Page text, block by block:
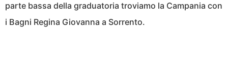
parte bassa della graduatoria troviamo la Campania con
i Bagni Regina Giovanna a Sorrento.